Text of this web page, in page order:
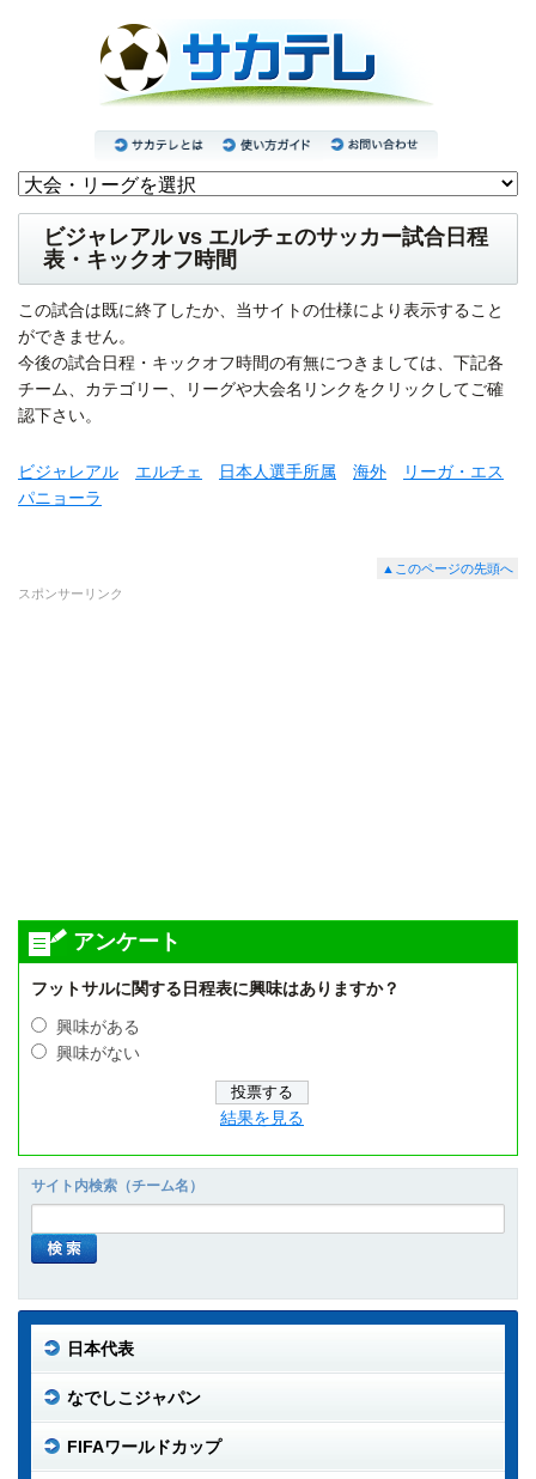
ビジャレアル vs エルチェのサッカー試合日程
表・キックオフ時間
この試合は既に終了したか、当サイトの仕様により表示すること
ができません。
今後の試合日程・キックオフ時間の有無につきましては、下記各
チーム、カテゴリー、リーグや大会名リンクをクリックしてご確
認下さい。
ビジャレアル エルチェ 日本人選手所属 海外
リーガ・エス
パニョーラ
▲このページの先頭へ
スポンサーリンク
アンケート
フットサルに関する日程表に興味はありますか？
興味がある
興味がない
結果を見る
サイト内検索（チーム名）
日本代表
なでしこジャパン
FIFAワールドカップ